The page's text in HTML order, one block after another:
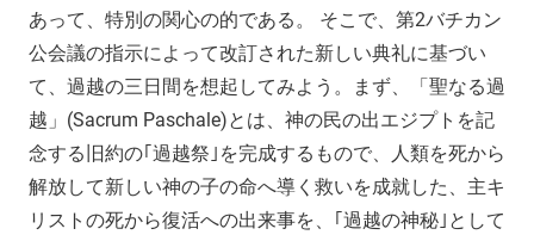
あって、特別の関心の的である。 そこで、第2バチカン
公会議の指示によって改訂された新しい典礼に基づい
て、過越の三日間を想起してみよう。まず、「聖なる過
越」(Sacrum Paschale)とは、神の民の出エジプトを記
念する旧約の｢過越祭｣を完成するもので、人類を死から
解放して新しい神の子の命へ導く救いを成就した、主キ
リストの死から復活への出来事を、｢過越の神秘｣として